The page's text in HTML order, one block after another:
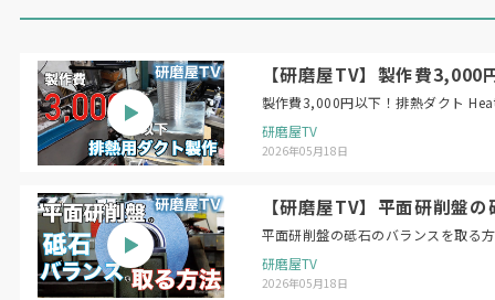
【研磨屋TV】製作費
製作
研磨屋TV
2026年05月18日
【研磨屋TV】平面研削
研磨屋TV
2026年05月18日